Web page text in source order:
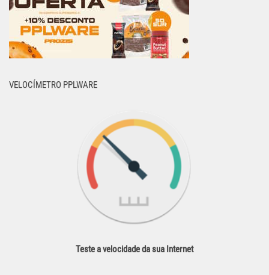
VELOCÍMETRO PPLWARE
Teste a velocidade da sua Internet